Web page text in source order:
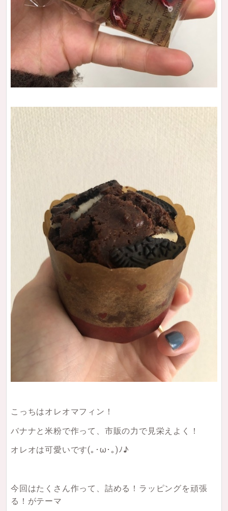
こっちはオレオマフィン！
バナナと米粉で作って、市販の力で見栄えよく！
オレオは可愛いです(｡･ω･｡)ﾉ♪
今回はたくさん作って、詰める！ラッピングを頑張
る！がテーマ